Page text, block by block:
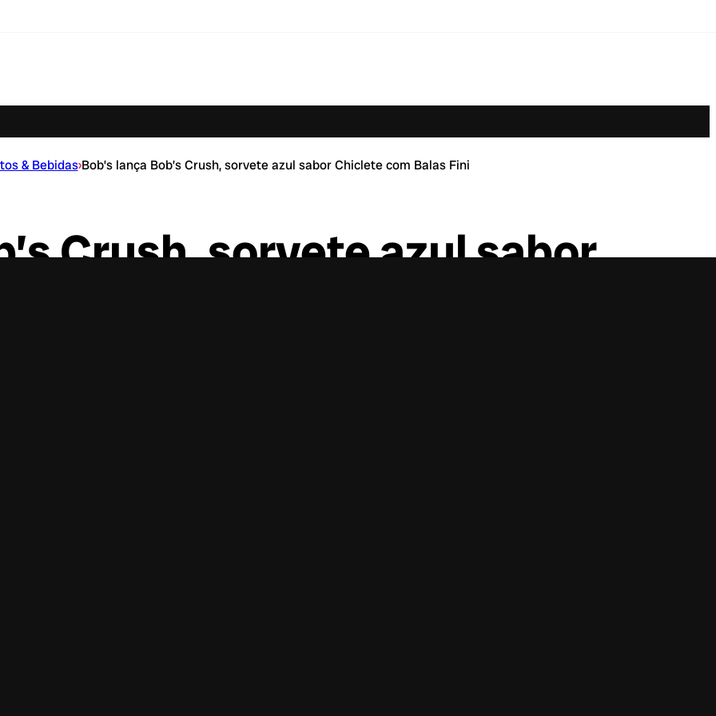
& Bebidas›Bob’s lança Bob’s Crush, sorvete azul sabor Chiclete com Balas Fini
Crush, sorvete azul sabor